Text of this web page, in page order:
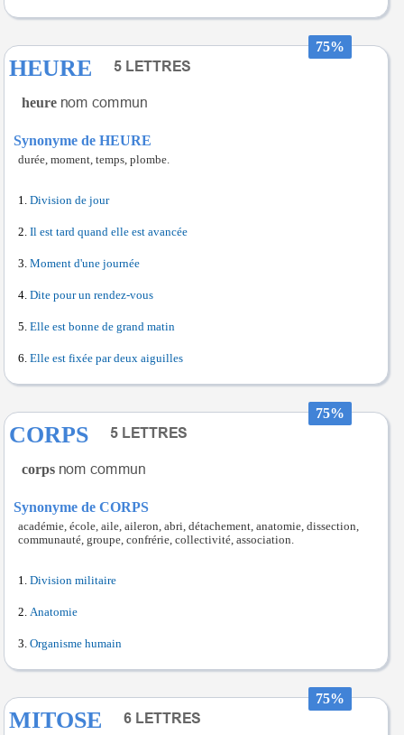
75%
HEURE
heure
Synonyme de HEURE
durée, moment, temps, plombe.
Division de jour
Il est tard quand elle est avancée
Moment d'une journée
Dite pour un rendez-vous
Elle est bonne de grand matin
Elle est fixée par deux aiguilles
75%
CORPS
corps
Synonyme de CORPS
académie, école, aile, aileron, abri, détachement, anatomie, dissection,
communauté, groupe, confrérie, collectivité, association.
Division militaire
Anatomie
Organisme humain
75%
MITOSE